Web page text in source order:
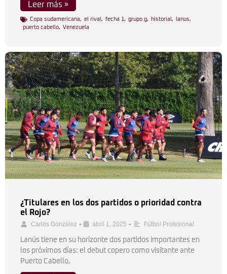
Leer más »
Copa sudamericana, el rival , fecha 1 , grupo g, historial , lanus,
puerto cabello, Venezuela
¿Titulares en los dos partidos o prioridad contra
el Rojo?
Carlos González • abril 1, 2025 • Fútbol Profesional
Lanús tiene en su horizonte dos partidos importantes en
los próximos días: el debut copero como visitante ante
Puerto Cabello,